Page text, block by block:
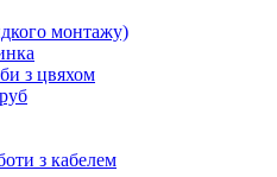
монтажу)
з цвяхом
з кабелем